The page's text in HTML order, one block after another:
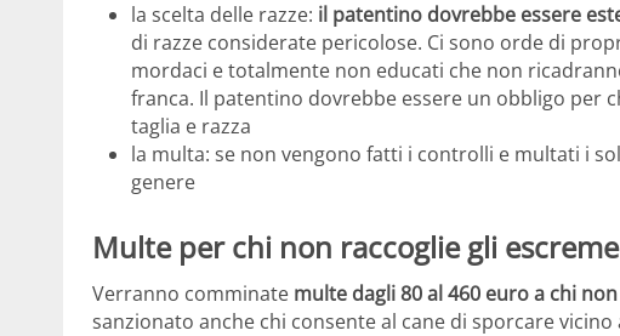
la scelta delle razze: il patentino dovrebbe essere
di razze considerate pericolose. Ci sono orde di
mordaci e totalmente non educati che non
franca. Il patentino dovrebbe essere un obbligo per
taglia e razza
la multa: se non vengono fatti i controlli e multati i
genere
Multe per chi non raccoglie gli
Verranno comminate multe dagli 80 al 460 euro a chi
sanzionato anche chi consente al cane di sporcare